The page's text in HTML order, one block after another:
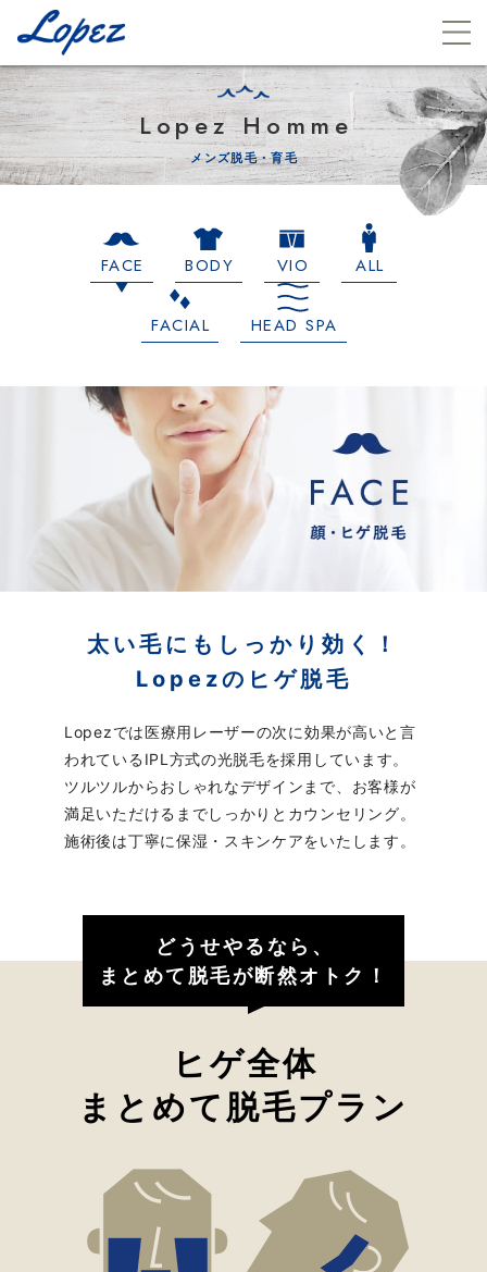
Lopez Homme
メンズ脱毛・育毛
FACE BODY VIO ALL
FACIAL HEAD SPA
太い毛にもしっかり効く！
Lopezのヒゲ脱毛
Lopezでは医療用レーザーの次に効果が高いと言
われているIPL方式の光脱毛を採用しています。
ツルツルからおしゃれなデザインまで、お客様が
満足いただけるまでしっかりとカウンセリング。
施術後は丁寧に保湿・スキンケアをいたします。
どうせやるなら、
まとめて脱毛が断然オトク！
ヒゲ全体
まとめて脱毛プラン